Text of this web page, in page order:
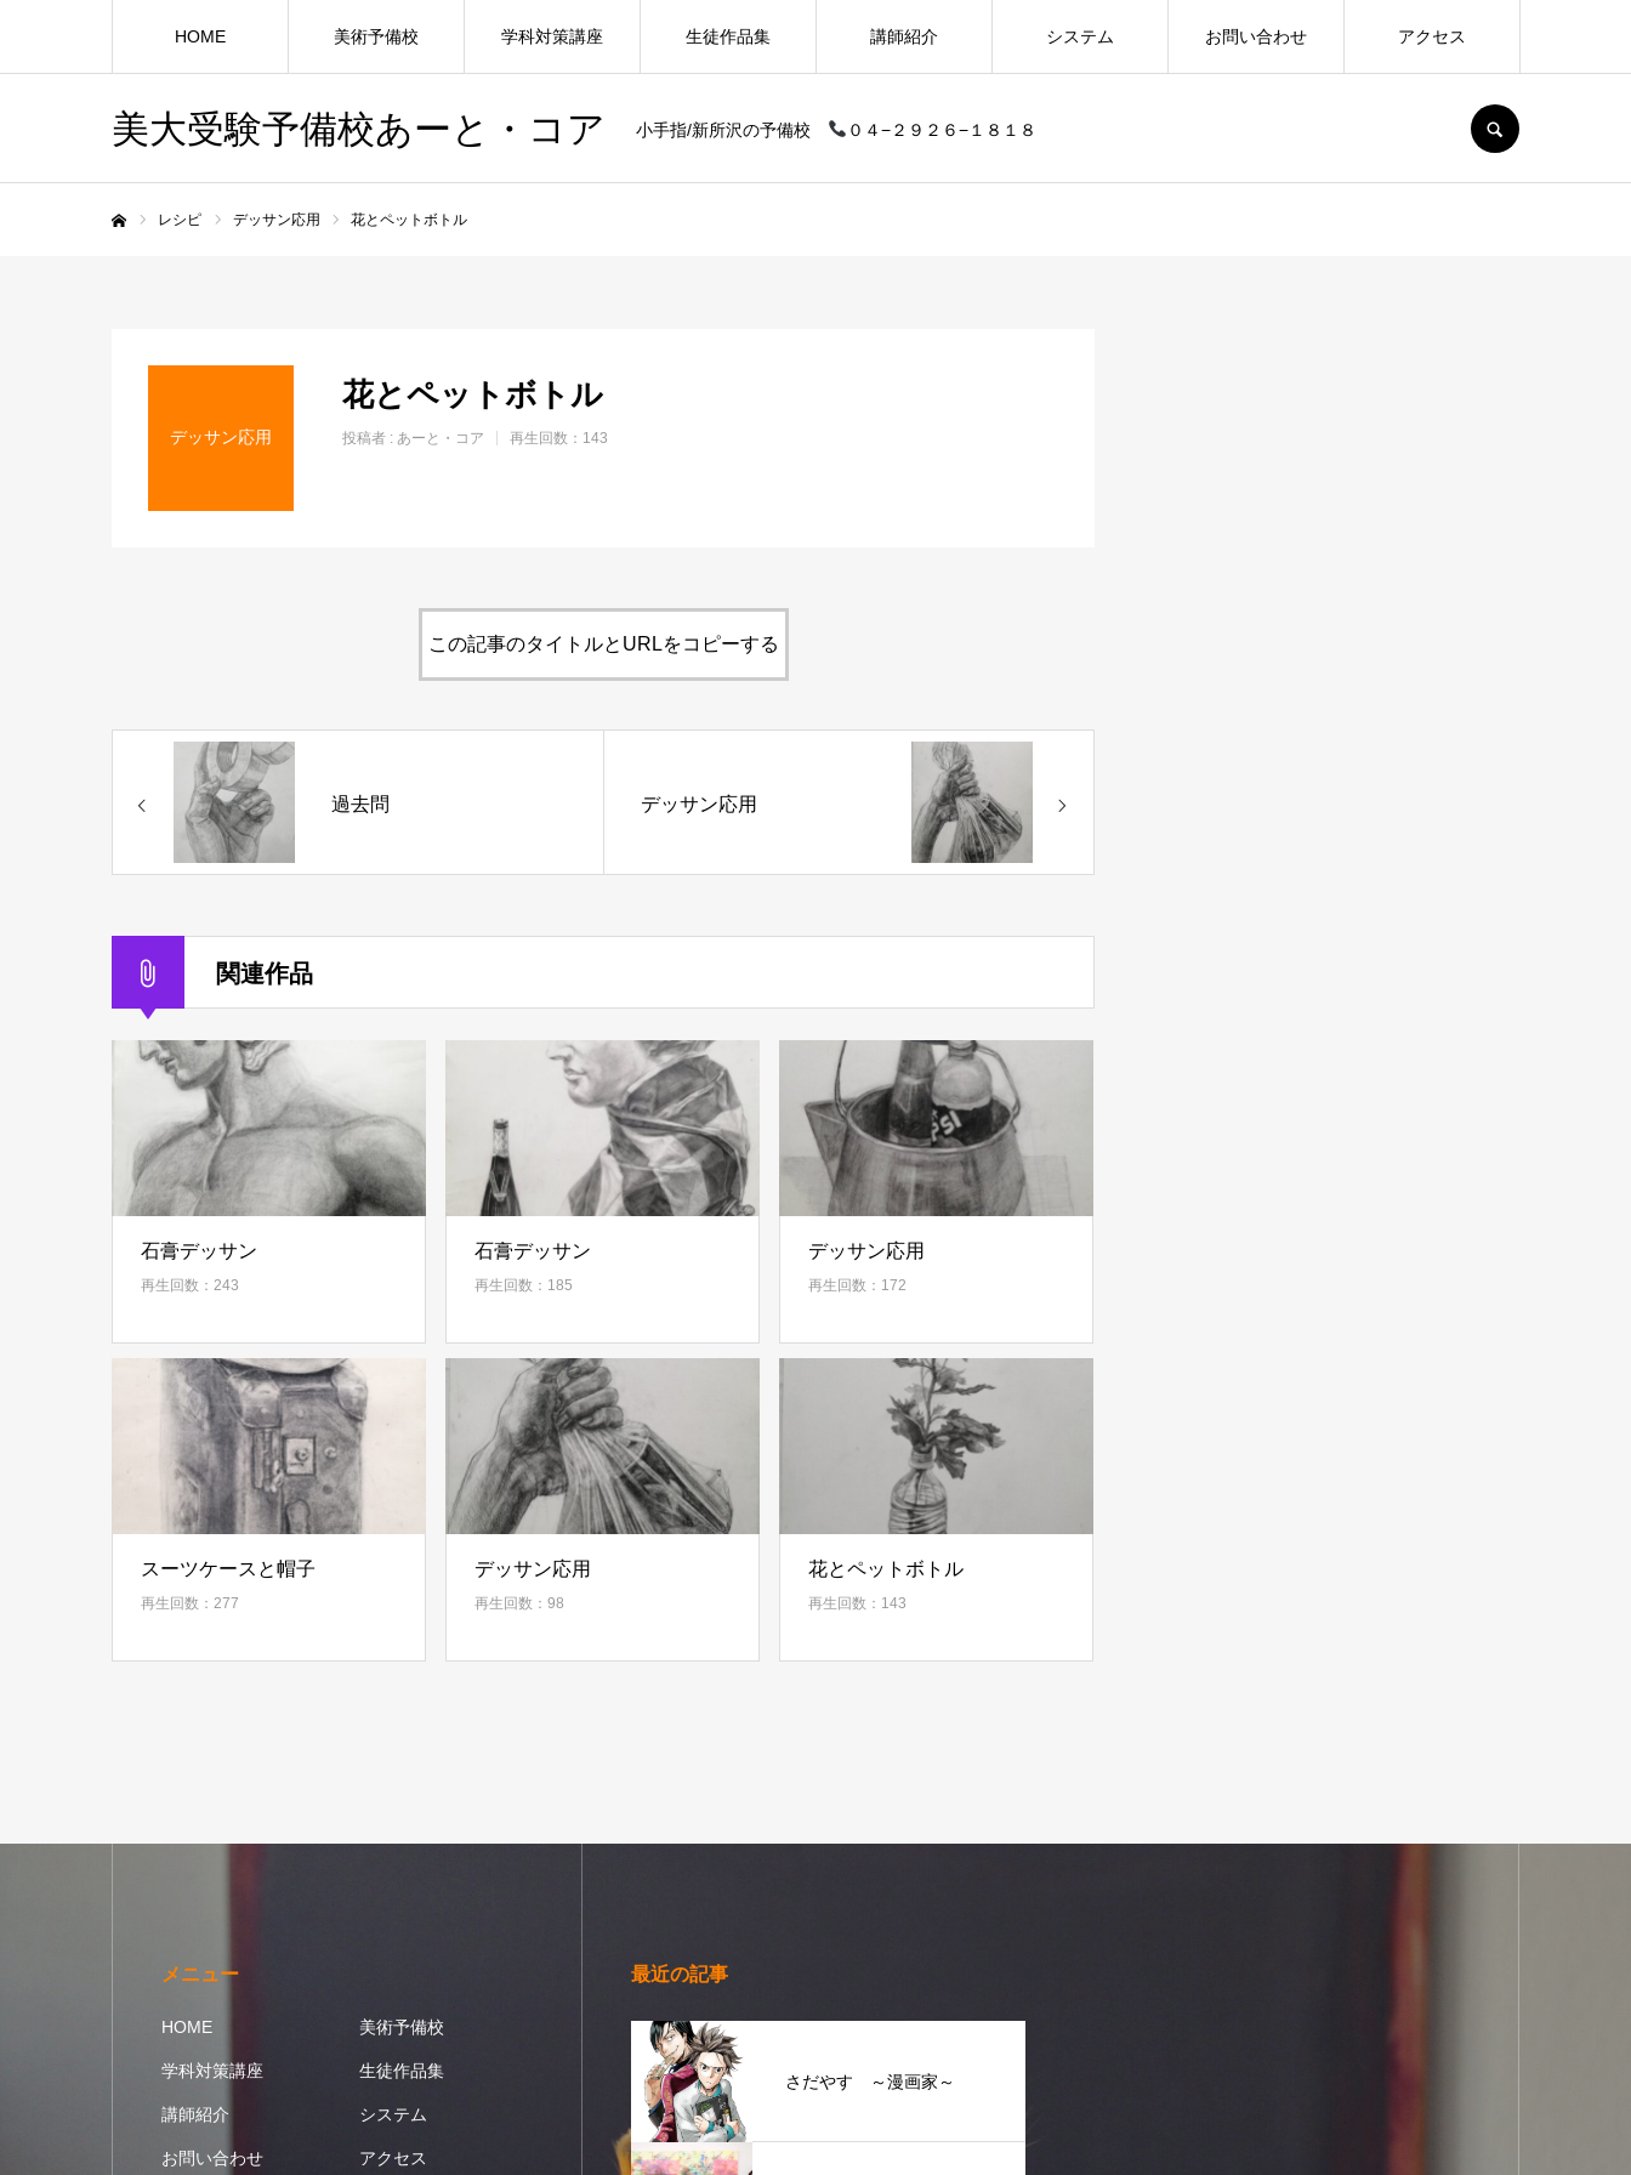
美大受験予備校あーと・コア 小手指/新所沢の予備校 ０４−２９２６−１８１８
HOME 美術予備校 学科対策講座 生徒作品集 講師紹介 システム お問い合わせ アクセス
レシピ デッサン応用 花とペットボトル
デッサン応用
花とペットボトル
投稿者 : あーと・コア 再生回数：143
この記事のタイトルとURLをコピーする
過去問 デッサン応用
関連作品
石膏デッサン
再生回数：243
石膏デッサン
再生回数：185
デッサン応用
再生回数：172
スーツケースと帽子
再生回数：277
デッサン応用
再生回数：98
花とペットボトル
再生回数：143
メニュー
HOME 美術予備校
学科対策講座 生徒作品集
講師紹介 システム
お問い合わせ アクセス
最近の記事
さだやす ～漫画家～